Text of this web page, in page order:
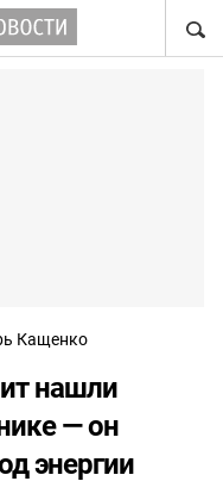
Кащенко
нашли
— он
энергии